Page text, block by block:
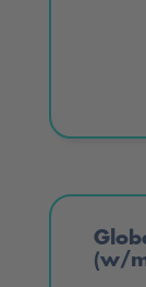
(w/